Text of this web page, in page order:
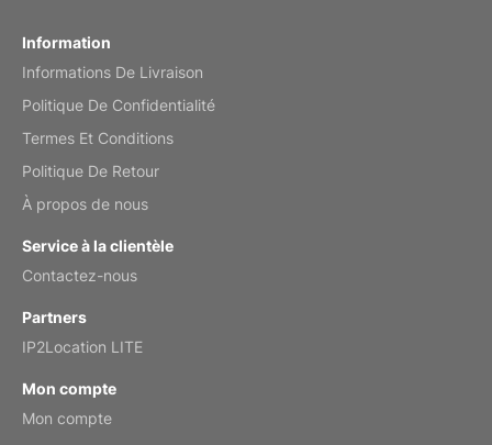
Reviewed
by Anne
Information
Informations De Livraison
Politique De Confidentialité
Termes Et Conditions
Politique De Retour
À propos de nous
Service à la clientèle
Contactez-nous
Partners
IP2Location LITE
Mon compte
Mon compte